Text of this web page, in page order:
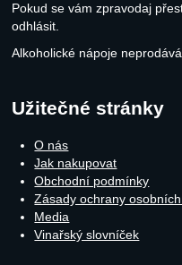
Pokud se vám zpravodaj
odhlásit.
Alkoholické nápoje
Užitečné stránky
O nás
Jak nakupovat
Obchodní podmínky
Zásady ochrany
Media
Vinařský slovníček